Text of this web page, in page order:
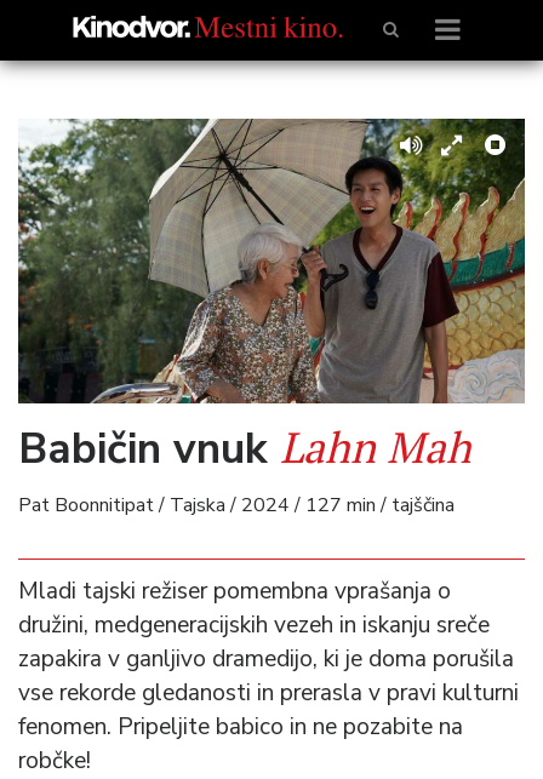
Babičin vnuk Lahn Mah
Pat Boonnitipat / Tajska / 2024 / 127 min / tajščina
Mladi tajski režiser pomembna vprašanja o
družini, medgeneracijskih vezeh in iskanju sreče
zapakira v ganljivo dramedijo, ki je doma porušila
vse rekorde gledanosti in prerasla v pravi kulturni
fenomen. Pripeljite babico in ne pozabite na
robčke!